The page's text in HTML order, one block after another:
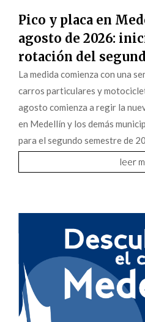
Pico y placa en
agosto de 2026:
rotación del
La medida comienza con una
carros particulares y
agosto comienza a regir la
en Medellín y los demás
para el segundo semestre de
leer